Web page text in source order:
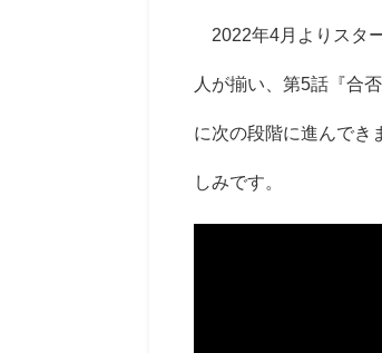
2022年4月よりスタ
人が揃い、第5話『合
に次の段階に進んでき
しみです。